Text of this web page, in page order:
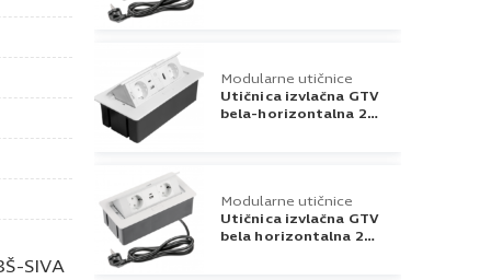
SIVA
Modularne utičnice
Utičnica izvlačna GTV
bela-horizontalna 2
Modularne utičnice
Utičnica izvlačna GTV
bela horizontalna 2